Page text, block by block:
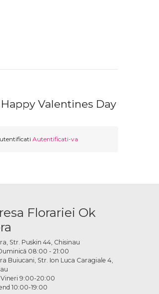
Valentines Day
Autentificati-va
Florariei Ok
Str. Puskin 44, Chisinau
08:00 - 21:00
Buiucani, Str. Ion Luca Caragiale 4,
Vineri 9:00-20:00
10:00-19:00